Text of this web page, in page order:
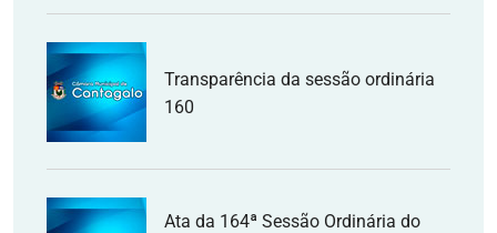
Transparência da sessão ordinária
160
Ata da 164ª Sessão Ordinária do